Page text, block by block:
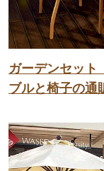
ガーデンセット
ブルと椅子の通